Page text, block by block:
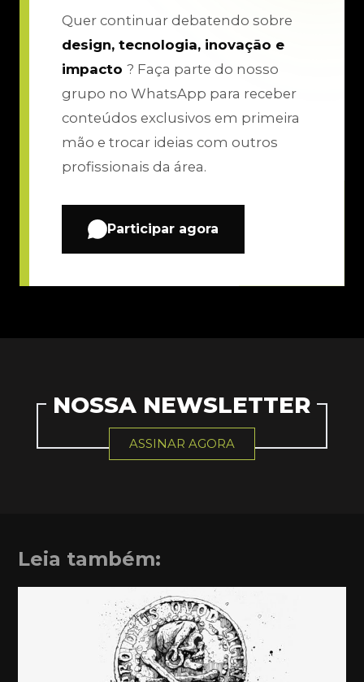
Quer continuar debatendo sobre
design, tecnologia, inovação e
impacto ? Faça parte do nosso
grupo no WhatsApp para receber
conteúdos exclusivos em primeira
mão e trocar ideias com outros
profissionais da área.
Participar agora
NOSSA NEWSLETTER
ASSINAR AGORA
Leia também: